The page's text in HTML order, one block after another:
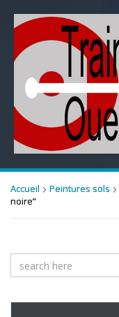
Accueil Peintures sols
noire”